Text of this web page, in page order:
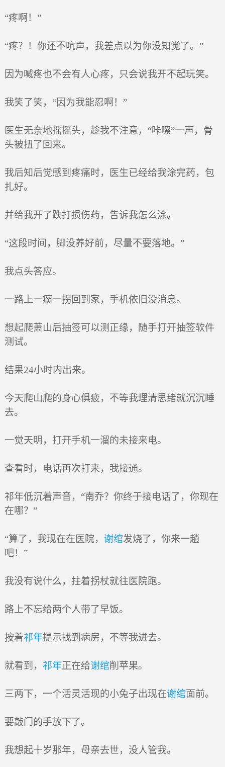
“疼啊！”
“疼？！你还不吭声，我差点以为你没知觉了。”
因为喊疼也不会有人心疼，只会说我开不起玩笑。
我笑了笑，“因为我能忍啊！”
医生无奈地摇摇头，趁我不注意，“咔嚓”一声，骨
头被扭了回来。
我后知后觉感到疼痛时，医生已经给我涂完药，包
扎好。
并给我开了跌打损伤药，告诉我怎么涂。
“这段时间，脚没养好前，尽量不要落地。”
我点头答应。
一路上一瘸一拐回到家，手机依旧没消息。
想起爬萧山后抽签可以测正缘，随手打开抽签软件
测试。
结果24小时内出来。
今天爬山爬的身心俱疲，不等我理清思绪就沉沉睡
去。
一觉天明，打开手机一溜的未接来电。
查看时，电话再次打来，我接通。
祁年低沉着声音，“南乔？你终于接电话了，你现在
在哪？”
“算了，我现在在医院， 谢绾发烧了，你来一趟
吧！”
我没有说什么，拄着拐杖就往医院跑。
路上不忘给两个人带了早饭。
按着祁年提示找到病房，不等我进去。
就看到， 祁年正在给谢绾削苹果。
三两下，一个活灵活现的小兔子出现在谢绾面前。
要敲门的手放下了。
我想起十岁那年，母亲去世，没人管我。